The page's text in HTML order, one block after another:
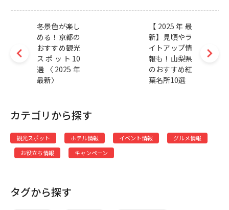
冬景色が楽し
める！京都の
おすすめ観光
スポット10
選〈2025年
最新〉
【2025年最
新】見頃やラ
イトアップ情
報も！山梨県
のおすすめ紅
葉名所10選
カテゴリから探す
観光スポット ホテル情報 イベント情報
グルメ情報
お役立ち情報
キャンペーン
タグから探す